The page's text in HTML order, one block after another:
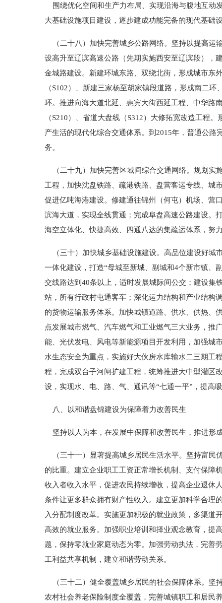
围绕优化空间和生产力布局、实现沿海与腹地互动
大基础设施项目建设，逐步建成功能完备的现代基础
（二十八）加快完善城乡公路网络。坚持以提高运
设高升至辽滨高速公路（先期实施西安至辽滨段），
金城路建设。新建环城东路、双绕北街，形成城市东
（S102）、新建三家杨至胡家镇段道路，形成南二
环。推进向海大道北延、惠宾大街西延工程、中华路
（S210）、省道大盘线（S312）大修拓宽改造工程
产生活的现代化综合交通体系。到2015年，普通公
务。
（二十九）加快完善区域间综合交通网络。规划实
工程，加快沈盘铁路、疏港铁路、盘营客运专线、城
促进亿吨海港建设。修建通往锦州（何屯）机场、营
滨海大道，实现全线贯通；完成阜盘高速公路建设。
海空立体化、快捷高效、四通八达的集疏运体系，努
（三十）加快城乡基础设施建设。高品位建设好城
一体化建设，打造“母城至新城、副城和4个新市镇、
交线路达到40条以上，适时发展城际间公交；建设集
站，所有行政村屯通客车；深化运力结构和产业结构
的货物运输服务体系。加快城镇道路、供水、供热、
点发展城市燃气、汽车燃气和工业燃气三大业务，推
能、光伏发电、风电等新能源项目开发利用，加强城
水生态安全为重点，实施好大伙房水库输水二三期工
程，完成双台子河闸扩建工程，统筹推进大中型灌区
设，实现水、电、路、气、通讯等“七通一平”，提高
八、以和谐盘锦建设为保障着力改善民生
坚持以人为本，在发展中保障和改善民生，推进形
（三十一）显著提高城乡居民生活水平。坚持富民
的比重。建立企业职工工资正常增长机制、支付保障
收入者收入水平，促进农民持续增收，提高企业退休
条件让更多群众拥有财产性收入。建立更加科学合理
入分配制度改革。实施更加积极的就业政策，多渠道
高效的就业服务。加强职业培训和择业观念教育，提
题，保持零就业家庭动态为零。加强劳动执法，完善
工利益共享机制，建立和谐劳动关系。
（三十二）健全覆盖城乡居民的社会保障体系。坚
农村社会养老保险制度全覆盖，完善城镇职工和居民